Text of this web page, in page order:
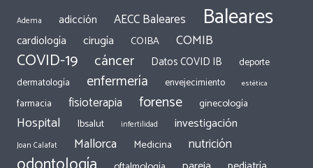
Adema adicción AECC Baleares Baleares
cardiología cirugía COIBA COMIB
COVID-19 cáncer Datos COVID IB
deporte
dermatología
enfermería envejecimiento estética
farmacia fisioterapia forense ginecología
Hospital Ibsalut infertilidad investigación
Joan Calafat Mallorca Medicina nutrición